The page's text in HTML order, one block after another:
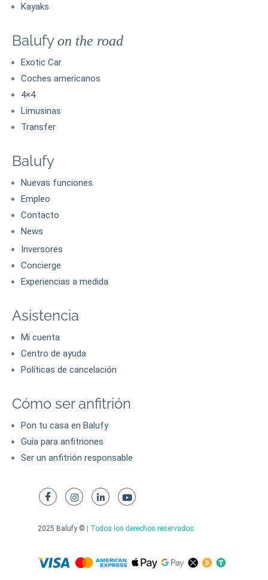
Kayaks
Balufyon the road
Exotic Car
Coches americanos
4×4
Limusinas
Transfer
Balufy
Nuevas funciones
Empleo
Contacto
News
Inversores
Concierge
Experiencias a medida
Asistencia
Mi cuenta
Centro de ayuda
Políticas de cancelación
Cómo ser anfitrión
Pon tu casa en Balufy
Guía para anfitriones
Ser un anfitrión responsable
2025 Balufy © Todos los derechos reservados